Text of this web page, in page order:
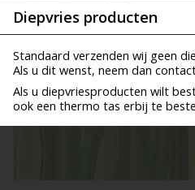
Diepvries producten
Standaard verzenden wij geen
Als u dit wenst, neem dan
Als u diepvriesproducten wilt
ook een thermo tas erbij te